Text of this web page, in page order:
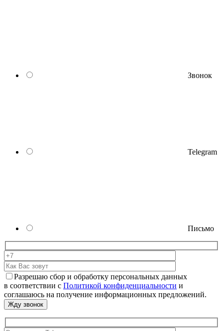
Звонок
Telegram
Письмо
Разрешаю сбор и обработку персональных данных
в соответствии с Политикой конфиденциальности и
соглашаюсь на получение информационных предложений.